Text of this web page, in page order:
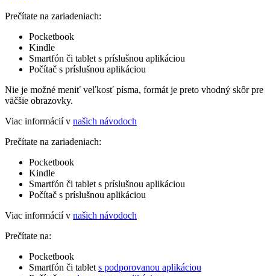
Prečítate na zariadeniach:
Pocketbook
Kindle
Smartfón či tablet s príslušnou aplikáciou
Počítač s príslušnou aplikáciou
Nie je možné meniť veľkosť písma, formát je preto vhodný skôr pre
väčšie obrazovky.
Viac informácií v našich návodoch
Prečítate na zariadeniach:
Pocketbook
Kindle
Smartfón či tablet s príslušnou aplikáciou
Počítač s príslušnou aplikáciou
Viac informácií v našich návodoch
Prečítate na:
Pocketbook
Smartfón či tablet s podporovanou aplikáciou